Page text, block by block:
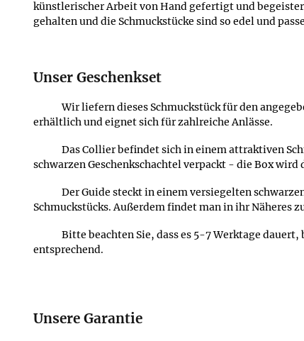
künstlerischer Arbeit von Hand gefertigt und
gehalten und die Schmuckstücke sind so edel und
Unser Geschenkset
Wir liefern dieses Schmuckstück für den
erhältlich und eignet sich für zahlreiche Anlässe.
Das Collier befindet sich in einem attraktiven
schwarzen Geschenkschachtel verpackt - die Box
Der Guide steckt in einem versiegelten
Schmuckstücks. Außerdem findet man in ihr Näheres
Bitte beachten Sie, dass es 5-7 Werktage
entsprechend.
Unsere Garantie